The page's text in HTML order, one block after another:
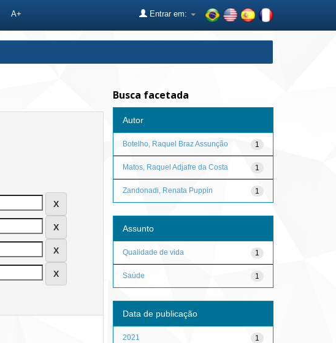
A+ Entrar em:
Busca facetada
Autor
1
Botelho, Raquel Braz Assunção
1
Matos, Raquel Adjafre da Costa
1
Zandonadi, Renata Puppin
Assunto
1
Qualidade de vida
1
Saúde
Data de publicação
1
2021